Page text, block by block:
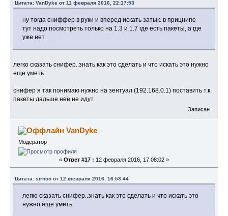
Цитата: VanDyke от 11 февраля 2016, 22:17:53
ну тогда сниффер в руки и вперед искать затык. в прицнипе
тут надо посмотреть только на 1.3 и 1.7 где есть пакеты, а где
уже нет.
легко сказать снифер..знать как это сделать и что искать это нужно
еще уметь.
снифер я так понимаю нужно на зентуал (192.168.0.1) поставить т.к.
пакеты дальше неё не идут.
Записан
VanDyke
Модератор
« Ответ #17 : 12 февраля 2016, 17:08:02 »
Цитата: sirnon от 12 февраля 2016, 16:53:44
легко сказать снифер..знать как это сделать и что искать это
нужно еще уметь.